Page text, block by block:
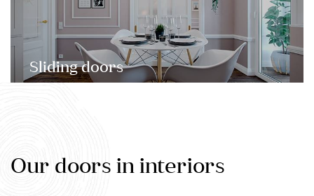
Sliding doors
Our doors in interiors